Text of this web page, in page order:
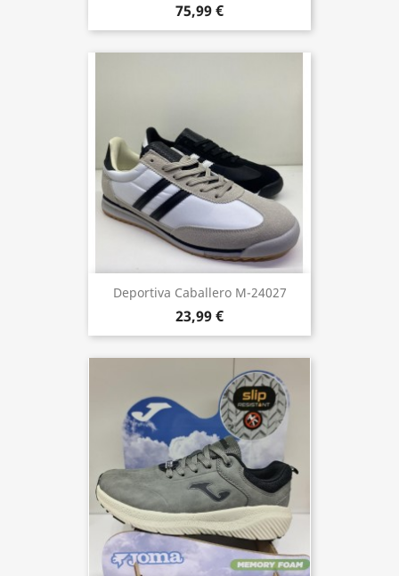
75,99 €
Deportiva Caballero M-24027
23,99 €